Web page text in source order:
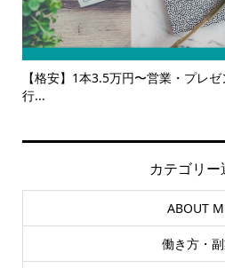
作成代
【サービス一覧】広報・企
カテゴリー
ABOUT
働き方・